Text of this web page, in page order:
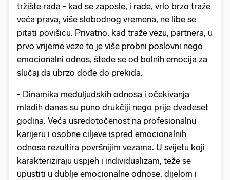
tržište rada - kad se zaposle, i rade, vrlo brzo traže
veća prava, više slobodnog vremena, ne libe se
pitati povišicu. Privatno, kad traže vezu, partnera, u
prvo vrijeme veze to je više probni poslovni nego
emocionalni odnos, štede se od bolnih emocija za
slučaj da ubrzo dođe do prekida.
- Dinamika međuljudskih odnosa i očekivanja
mladih danas su puno drukčiji nego prije dvadeset
godina. Veća usredotočenost na profesionalnu
karijeru i osobne ciljeve ispred emocionalnih
odnosa rezultira površnijim vezama. U svijetu koji
karakteriziraju uspjeh i individualizam, teže se
upustiti u dublje emocionalne odnose, dijelom i